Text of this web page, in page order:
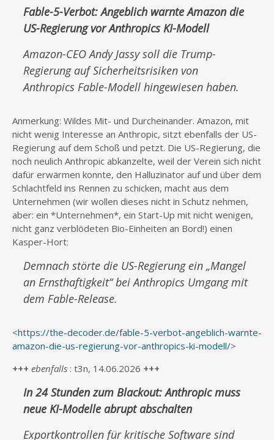
Fable-5-Verbot: Angeblich warnte Amazon die
US-Regierung vor Anthropics KI-Modell
Amazon-CEO Andy Jassy soll die Trump-
Regierung auf Sicherheitsrisiken von
Anthropics Fable-Modell hingewiesen haben.
Anmerkung: Wildes Mit- und Durcheinander. Amazon, mit
nicht wenig Interesse an Anthropic, sitzt ebenfalls der US-
Regierung auf dem Schoß und petzt. Die US-Regierung, die
noch neulich Anthropic abkanzelte, weil der Verein sich nicht
dafür erwärmen konnte, den Halluzinator auf und über dem
Schlachtfeld ins Rennen zu schicken, macht aus dem
Unternehmen (wir wollen dieses nicht in Schutz nehmen,
aber: ein *Unternehmen*, ein Start-Up mit nicht wenigen,
nicht ganz verblödeten Bio-Einheiten an Bord!) einen
Kasper-Hort:
Demnach störte die US-Regierung ein „Mangel
an Ernsthaftigkeit“ bei Anthropics Umgang mit
dem Fable-Release.
<https://the-decoder.de/fable-5-verbot-angeblich-warnte-
amazon-die-us-regierung-vor-anthropics-ki-modell/>
+++ ebenfalls : t3n, 14.06.2026 +++
In 24 Stunden zum Blackout: Anthropic muss
neue KI-Modelle abrupt abschalten
Exportkontrollen für kritische Software sind